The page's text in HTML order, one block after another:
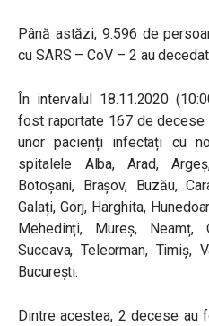
Până astăzi, 9.596 de
cu SARS – CoV – 2 au
În intervalul 18.11.2020
fost raportate 167 de
unor pacienți infectați cu
spitalele Alba, Arad,
Botoșani, Brașov, Buzău,
Galați, Gorj, Harghita,
Mehedinți, Mureș, Neamț,
Suceava, Teleorman,
București.
Dintre acestea, 2 decese au